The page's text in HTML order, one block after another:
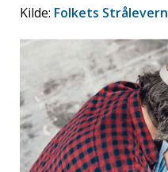
Kilde: Folkets Strålevern